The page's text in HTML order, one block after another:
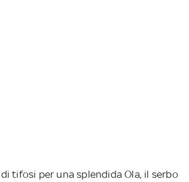
tifosi per una splendida Ola, il serbo